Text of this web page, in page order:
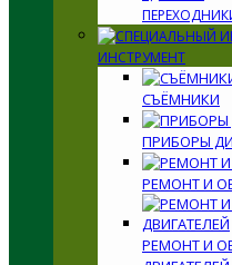
ИНСТРУМЕНТ
СЪЁМНИКИ
ПРИБОРЫ
РЕМОНТ И
РЕМОНТ И